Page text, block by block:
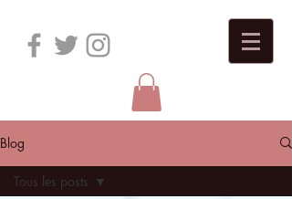
Blog
Tous les posts